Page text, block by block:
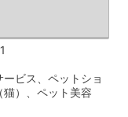
ビス、ペットショ
）、ペット美容